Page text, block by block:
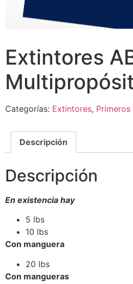
Extintores
Categorías: Extintores,
Descripción
Descripción
En existencia hay
5 lbs
10 lbs
Con manguera
20 lbs
Con mangueras